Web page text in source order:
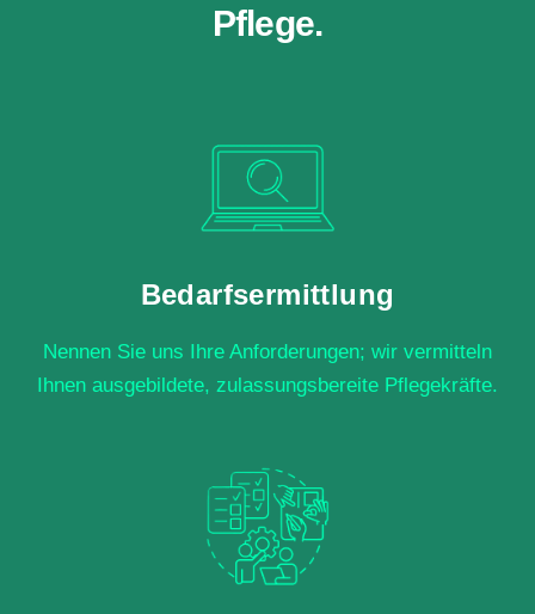
Pflege.
Bedarfsermittlung
Nennen Sie uns Ihre Anforderungen; wir vermitteln
Ihnen ausgebildete, zulassungsbereite Pflegekräfte.